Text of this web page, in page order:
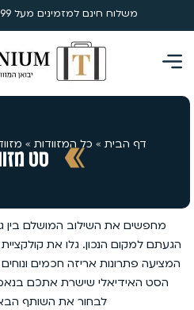
משלוח חינם למזמינים מעל 199 ₪ | 4-5 ימי עסקים
דף הבית » כל המזוודות »סט
מחפשים את השילוב המושלם בין
הגעתם למקום הנכון. גלו את
המציעה פתרונות אריזה חכמים
הסט האידיאלי שישרת אתכם
לבחור את השותף